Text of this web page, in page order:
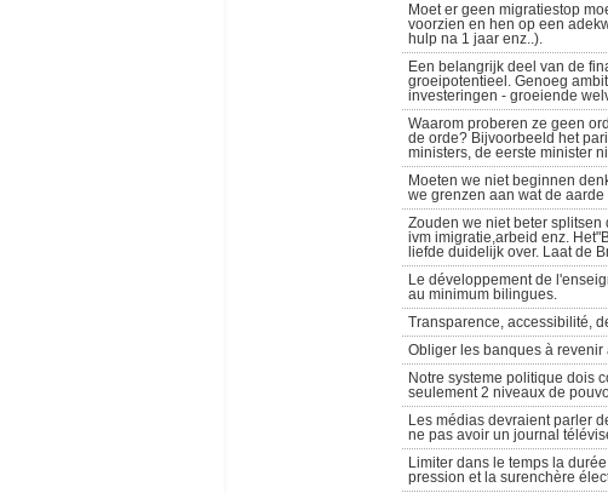
Moet er geen migratiestop
voorzien en hen op een
hulp na 1 jaar enz..).
Een belangrijk deel van de
groeipotentieel. Genoeg
investeringen - groeiende
Waarom proberen ze geen
de orde? Bijvoorbeeld het
ministers, de eerste minister
Moeten we niet beginnen
we grenzen aan wat de
Zouden we niet beter
ivm imigratie,arbeid enz.
liefde duidelijk over. Laat de
Le développement de
au minimum bilingues.
Transparence, accessibilité,
Obliger les banques à
Notre systeme politique dois
seulement 2 niveaux de
Les médias devraient parler
ne pas avoir un journal
Limiter dans le temps la
pression et la surenchère